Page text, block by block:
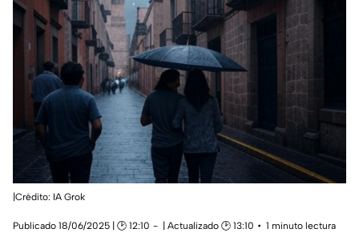
|Crédito: IA Grok
Publicado 18/06/2025 | 🕑 12:10 | Actualizado 🕑 13:10
1 minuto lectura